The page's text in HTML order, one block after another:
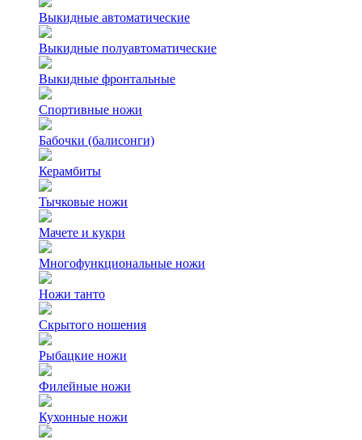
Выкидные автоматические
Выкидные полуавтоматические
Выкидные фронтальные
Спортивные ножи
Бабочки (балисонги)
Керамбиты
Тычковые ножи
Мачете и кукри
Многофункциональные ножи
Ножи танто
Скрытого ношения
Рыбацкие ножи
Филейные ножи
Кухонные ножи